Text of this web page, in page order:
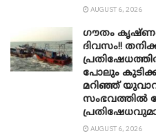
AUGUST 6, 2026
ഗൗതം
ദിവസം!!
പോലും
മറിഞ്ഞ്
സംഭവത്തിൽ
AUGUST 6, 2026